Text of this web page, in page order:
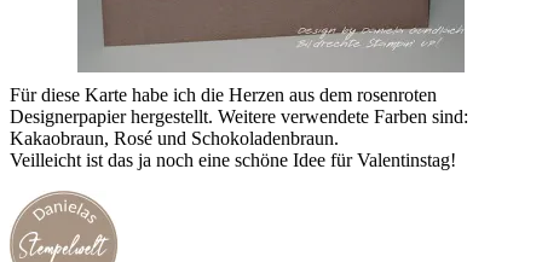
Für diese Karte habe ich die Herzen aus dem rosenroten
Designerpapier hergestellt. Weitere verwendete Farben sind:
Kakaobraun, Rosé und Schokoladenbraun.
Veilleicht ist das ja noch eine schöne Idee für Valentinstag!